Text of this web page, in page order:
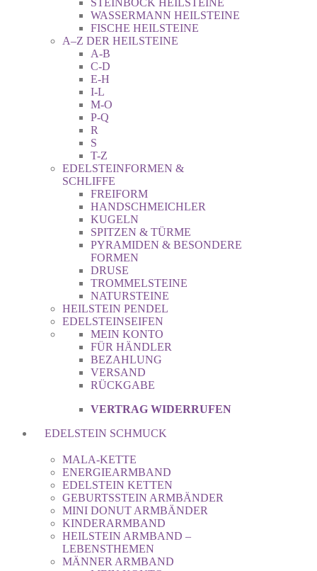
STEINBOCK HEILSTEINE
WASSERMANN HEILSTEINE
FISCHE HEILSTEINE
A–Z DER HEILSTEINE
A-B
C-D
E-H
I-L
M-O
P-Q
R
S
T-Z
EDELSTEINFORMEN &
SCHLIFFE
FREIFORM
HANDSCHMEICHLER
KUGELN
SPITZEN & TÜRME
PYRAMIDEN & BESONDERE
FORMEN
DRUSE
TROMMELSTEINE
NATURSTEINE
HEILSTEIN PENDEL
EDELSTEINSEIFEN
MEIN KONTO
FÜR HÄNDLER
BEZAHLUNG
VERSAND
RÜCKGABE
VERTRAG WIDERRUFEN
EDELSTEIN SCHMUCK
MALA-KETTE
ENERGIEARMBAND
EDELSTEIN KETTEN
GEBURTSSTEIN ARMBÄNDER
MINI DONUT ARMBÄNDER
KINDERARMBAND
HEILSTEIN ARMBAND –
LEBENSTHEMEN
MÄNNER ARMBAND